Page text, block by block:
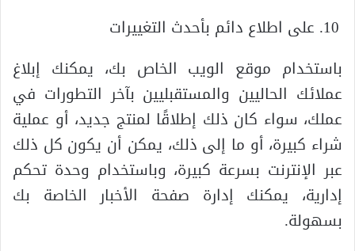
على اطلاع دائم بأحدث التغييرات
باستخدام موقع الويب الخاص بك، يمكنك إبلاغ
عملائك الحاليين والمستقبليين بآخر التطورات في
عملك، سواء كان ذلك إطلاقًا لمنتج جديد، أو عملية
شراء كبيرة، أو ما إلى ذلك، يمكن أن يكون كل ذلك
عبر الإنترنت بسرعة كبيرة، وباستخدام وحدة تحكم
إدارية، يمكنك إدارة صفحة الأخبار الخاصة بك
بسهولة.